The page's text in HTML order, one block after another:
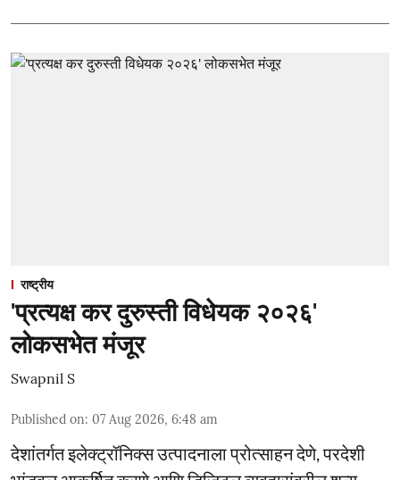
राष्ट्रीय
'प्रत्यक्ष कर दुरुस्ती विधेयक २०२६'
लोकसभेत मंजूर
Swapnil S
Published on: 07 Aug 2026, 6:48 am
देशांतर्गत इलेक्ट्रॉनिक्स उत्पादनाला प्रोत्साहन देणे, परदेशी